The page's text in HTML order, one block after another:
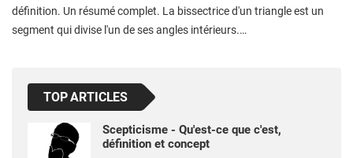
définition. Un résumé complet. La bissectrice d'un triangle est un
segment qui divise l'un de ses angles intérieurs.…
TOP ARTICLES
Scepticisme - Qu'est-ce que c'est,
définition et concept